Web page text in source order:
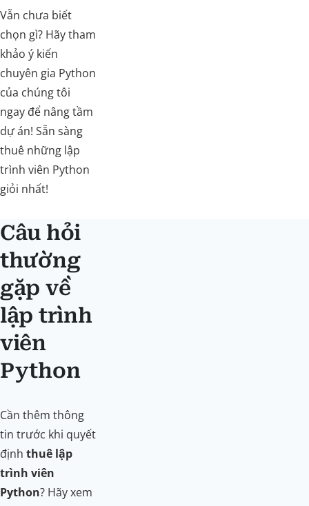
Vẫn chưa biết
chọn gì? Hãy tham
khảo ý kiến
chuyên gia Python
của chúng tôi
ngay để nâng tầm
dự án! Sẵn sàng
thuê những lập
trình viên Python
giỏi nhất!
Câu hỏi
thường
gặp về
lập trình
viên
Python
Cần thêm thông
tin trước khi quyết
định thuê lập
trình viên
Python? Hãy xem